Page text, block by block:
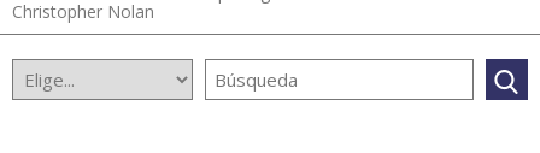
Christopher Nolan